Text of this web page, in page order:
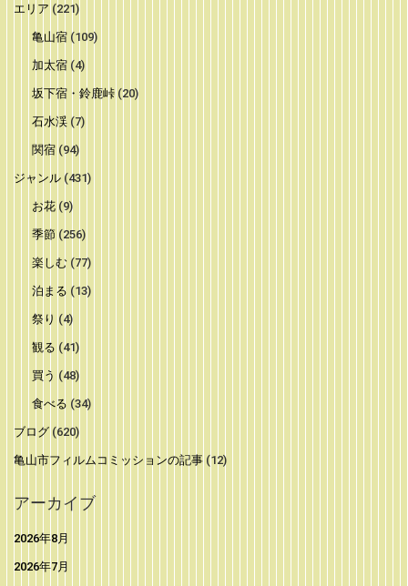
エリア (221)
亀山宿(109)
加太宿(4)
坂下宿・鈴鹿峠(20)
石水渓(7)
関宿(94)
ジャンル (431)
お花(9)
季節 (256)
楽しむ (77)
泊まる (13)
祭り (4)
観る (41)
買う (48)
食べる (34)
ブログ (620)
亀山市フィルムコミッションの記事 (12)
アーカイブ
2026年8月
2026年7月